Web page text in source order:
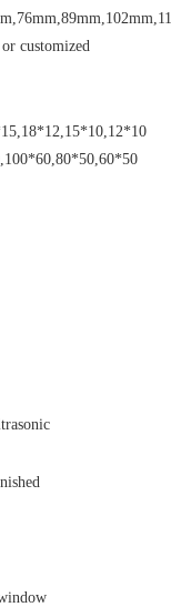
customized
10*10,12*12,15*15,18*18,19*19,205.*20.5,22*22,23*23,25*25,38*38,
50*50,60*60,80*80,100*100,10*20,30*20,40*20,50*25,60*20,60*30,